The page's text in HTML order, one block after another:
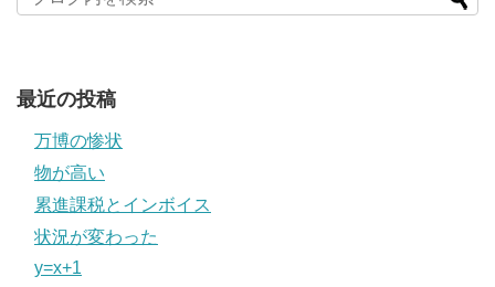
最近の投稿
万博の惨状
物が高い
累進課税とインボイス
状況が変わった
y=x+1